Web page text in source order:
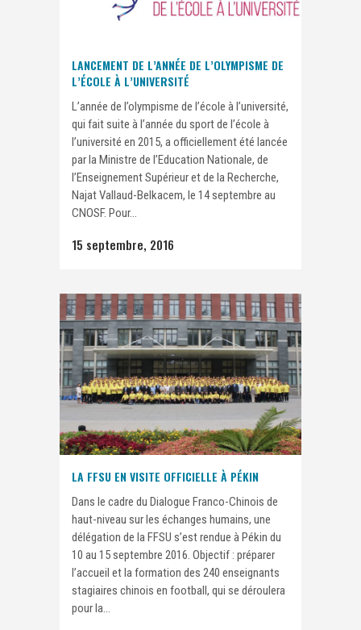
LANCEMENT DE L’ANNÉE DE L’OLYMPISME DE
L’ÉCOLE À L’UNIVERSITÉ
L’année de l’olympisme de l’école à l’université,
qui fait suite à l’année du sport de l’école à
l’université en 2015, a officiellement été lancée
par la Ministre de l’Education Nationale, de
l’Enseignement Supérieur et de la Recherche,
Najat Vallaud-Belkacem, le 14 septembre au
CNOSF. Pour...
15 septembre, 2016
LA FFSU EN VISITE OFFICIELLE À PÉKIN
Dans le cadre du Dialogue Franco-Chinois de
haut-niveau sur les échanges humains, une
délégation de la FFSU s’est rendue à Pékin du
10 au 15 septembre 2016. Objectif : préparer
l’accueil et la formation des 240 enseignants
stagiaires chinois en football, qui se déroulera
pour la...